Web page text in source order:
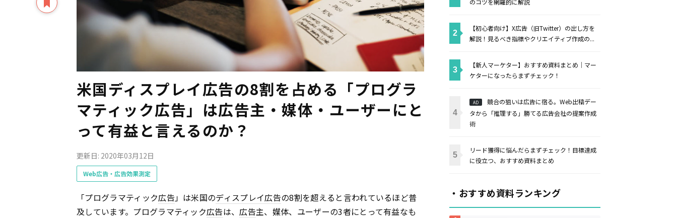
米国ディスプレイ広告の8割を占める「プログラ
マティック広告」は広告主・媒体・ユーザーにと
って有益と言えるのか？
更新日: 2020年03月12日
Web広告・広告効果測定
「プログラマティック広告」は米国のディスプレイ広告の8割を超えると言われているほど普
及しています。プログラマティック広告は、広告主、媒体、ユーザーの3者にとって有益なも
のコツを網羅的に解説
【初心者向け】X広告（旧Twitter）の出し方を
解説！見るべき指標やクリエイティブ作成の...
【新人マーケター】おすすめ資料まとめ｜マー
ケターになったらまずチェック！
AD
競合の狙いは広告に宿る。Web出稿デー
タから「推理する」勝てる広告会社の提案作成
術
リード獲得に悩んだらまずチェック！目標達成
に役立つ、おすすめ資料まとめ
・おすすめ資料ランキング